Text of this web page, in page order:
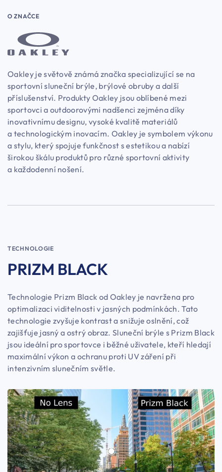
O ZNAČCE
Oakley je světově známá značka specializující se na
sportovní sluneční brýle, brýlové obruby a další
příslušenství. Produkty Oakley jsou oblíbené mezi
sportovci a outdoorovými nadšenci zejména díky
inovativnímu designu, vysoké kvalitě materiálů
a technologickým inovacím. Oakley je symbolem výkonu
a stylu, který spojuje funkčnost s estetikou a nabízí
širokou škálu produktů pro různé sportovní aktivity
a každodenní nošení.
TECHNOLOGIE
PRIZM BLACK
Technologie Prizm Black od Oakley je navržena pro
optimalizaci viditelnosti v jasných podmínkách. Tato
technologie zvyšuje kontrast a snižuje oslnění, což
zajišťuje jasný a ostrý obraz. Sluneční brýle s Prizm Black
jsou ideální pro sportovce i běžné uživatele, kteří hledají
maximální výkon a ochranu proti UV záření při
intenzivním slunečním světle.